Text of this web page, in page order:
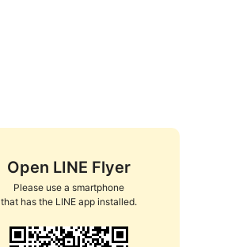
Open LINE Flyer
Please use a smartphone
that has the LINE app installed.